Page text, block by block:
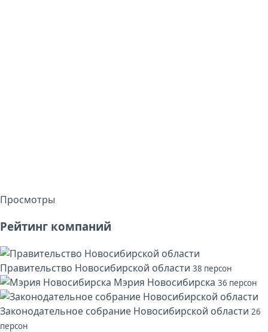
Просмотры
Рейтинг компаний
Правительство Новосибирской области 38 персон
Мэрия Новосибирска 36 персон
Законодательное собрание Новосибирской области 26
персон